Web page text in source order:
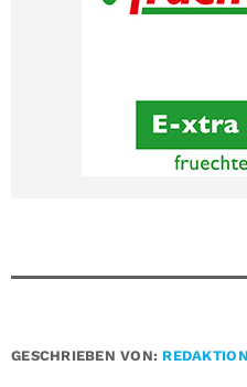
GESCHRIEBEN VON: REDAKTION